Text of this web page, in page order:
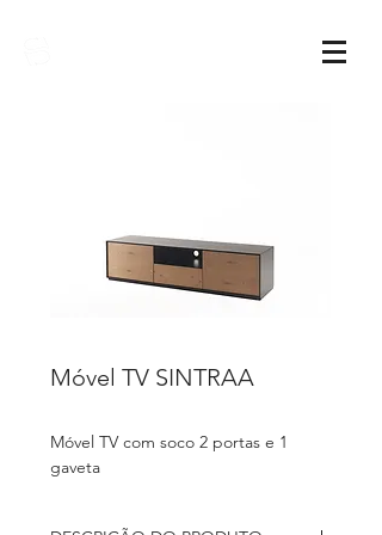
Móvel TV SINTRAA
Móvel TV com soco 2 portas e 1
gaveta